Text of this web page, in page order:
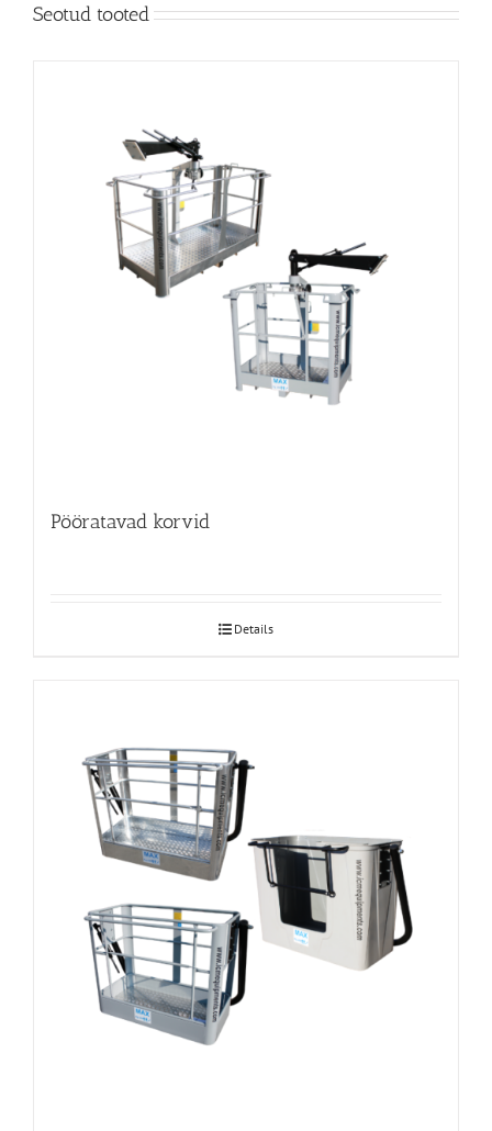
Seotud tooted
Pööratavad korvid
Details